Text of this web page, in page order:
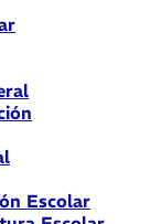
Escolar